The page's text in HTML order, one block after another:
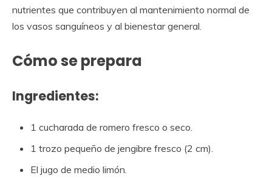
nutrientes que contribuyen al mantenimiento normal de
los vasos sanguíneos y al bienestar general.
Cómo se prepara
Ingredientes:
1 cucharada de romero fresco o seco.
1 trozo pequeño de jengibre fresco (2 cm).
El jugo de medio limón.